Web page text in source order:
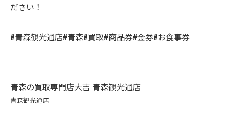
ださい！
#青森観光通店#青森#買取#商品券#金券#お食事券
青森の買取専門店大吉 青森観光通店
青森観光通店